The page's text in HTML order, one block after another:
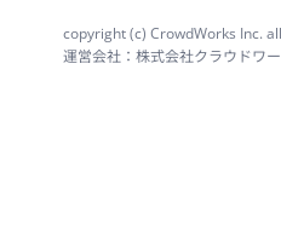
copyright (c) CrowdWorks Inc.
運営会社：株式会社クラウドワ